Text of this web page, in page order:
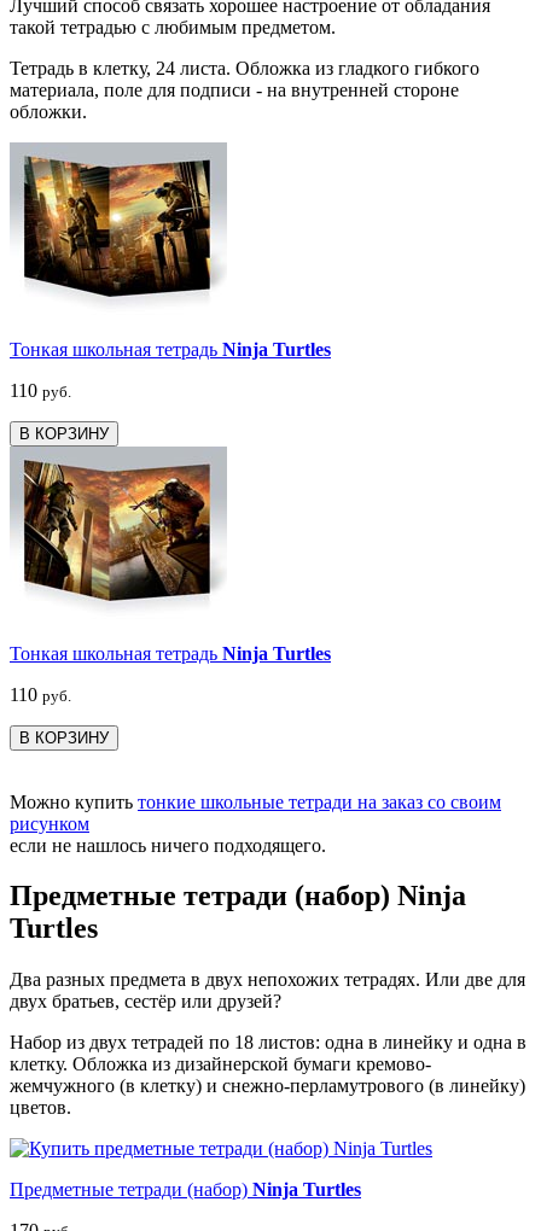
Лучший способ связать хорошее настроение от обладания
такой тетрадью c любимым предметом.
Тетрадь в клетку, 24 листа. Обложка из гладкого гибкого
материала, поле для подписи - на внутренней стороне
обложки.
Тонкая школьная тетрадь Ninja Turtles
110 руб.
В КОРЗИНУ
Тонкая школьная тетрадь Ninja Turtles
110 руб.
В КОРЗИНУ
Можно купить тонкие школьные тетради на заказ со своим
рисунком
если не нашлось ничего подходящего.
Предметные тетради (набор) Ninja
Turtles
Два разных предмета в двух непохожих тетрадях. Или две для
двух братьев, сестёр или друзей?
Набор из двух тетрадей по 18 листов: одна в линейку и одна в
клетку. Обложка из дизайнерской бумаги кремово-
жемчужного (в клетку) и снежно-перламутрового (в линейку)
цветов.
Предметные тетради (набор) Ninja Turtles